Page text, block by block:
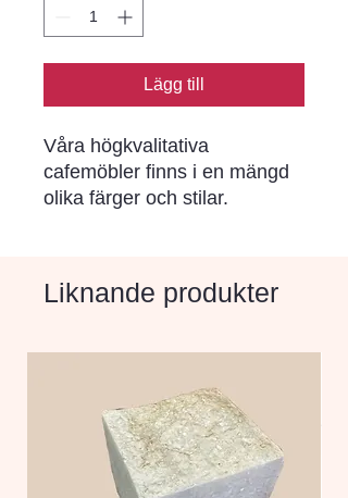
Lägg till
Våra högkvalitativa
cafemöbler finns i en mängd
olika färger och stilar.
gäster vill stanna länge
Liknande produkter